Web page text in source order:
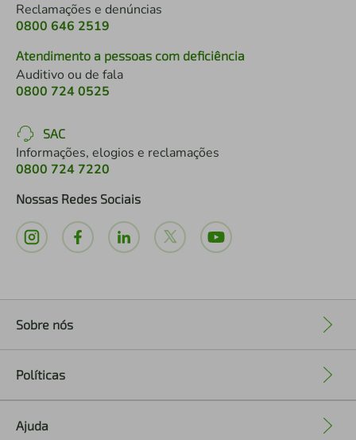
Reclamações e denúncias
0800 646 2519
Atendimento a pessoas com deficiência
Auditivo ou de fala
0800 724 0525
SAC
Informações, elogios e reclamações
0800 724 7220
Nossas Redes Sociais
Sobre nós
Políticas
Ajuda